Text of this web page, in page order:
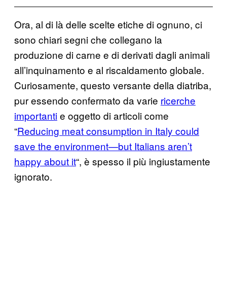
Ora, al di là delle scelte etiche di ognuno, ci
sono chiari segni che collegano la
produzione di carne e di derivati dagli animali
all’inquinamento e al riscaldamento globale.
Curiosamente, questo versante della diatriba,
pur essendo confermato da varie ricerche
importantie oggetto di articoli come
“Reducing meat consumption in Italy could
save the environment—but Italians aren’t
happy about it“, è spesso il più ingiustamente
ignorato.